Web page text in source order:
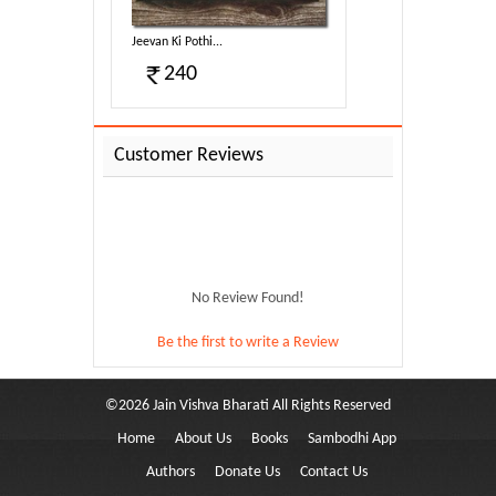
Jeevan Ki Pothi...
240
Customer Reviews
No Review Found!
Be the first to write a Review
©2026 Jain Vishva Bharati All Rights Reserved
Home
About Us Books
Sambodhi App
Authors
Donate Us Contact Us